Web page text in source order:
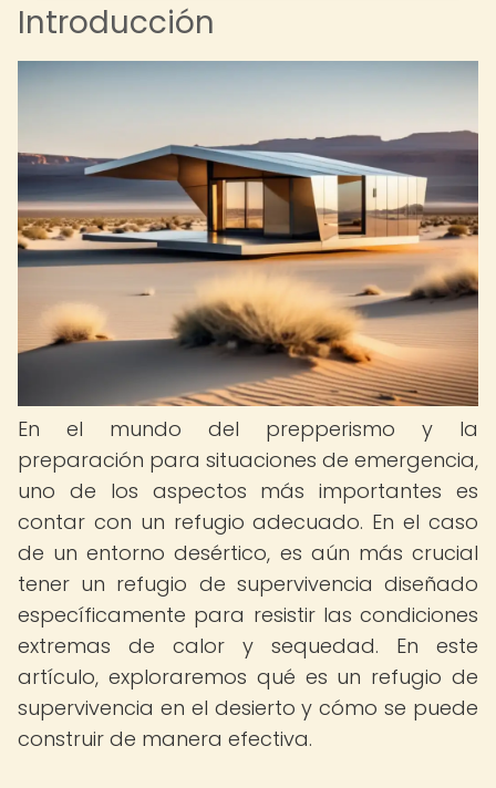
Introducción
En el mundo del prepperismo y la
preparación para situaciones de emergencia,
uno de los aspectos más importantes es
contar con un refugio adecuado. En el caso
de un entorno desértico, es aún más crucial
tener un refugio de supervivencia diseñado
específicamente para resistir las condiciones
extremas de calor y sequedad. En este
artículo, exploraremos qué es un refugio de
supervivencia en el desierto y cómo se puede
construir de manera efectiva.